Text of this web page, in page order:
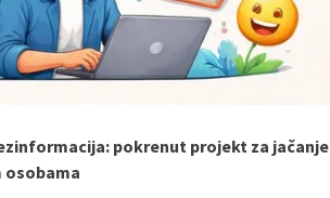
pokrenut projekt za jačanje
osobama